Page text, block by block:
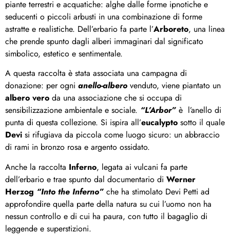
piante terrestri e acquatiche: alghe dalle forme ipnotiche e
seducenti o piccoli arbusti in una combinazione di forme
astratte e realistiche. Dell’erbario fa parte l’Arboreto, una linea
che prende spunto dagli alberi immaginari dal significato
simbolico, estetico e sentimentale.
A questa raccolta è stata associata una campagna di
donazione: per ogni anello-albero venduto, viene piantato un
albero vero da una associazione che si occupa di
sensibilizzazione ambientale e sociale. “L’Arbor” è l’anello di
punta di questa collezione. Si ispira all’eucalypto sotto il quale
Devi si rifugiava da piccola come luogo sicuro: un abbraccio
di rami in bronzo rosa e argento ossidato.
Anche la raccolta Inferno, legata ai vulcani fa parte
dell’erbario e trae spunto dal documentario di Werner
Herzog “Into the Inferno” che ha stimolato Devi Petti ad
approfondire quella parte della natura su cui l’uomo non ha
nessun controllo e di cui ha paura, con tutto il bagaglio di
leggende e superstizioni.